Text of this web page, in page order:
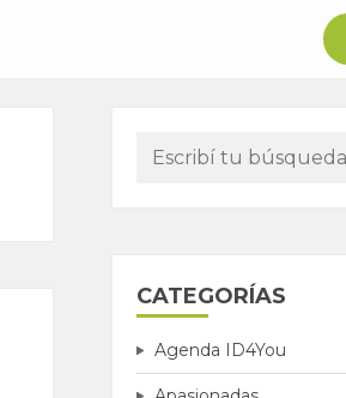
CATEGORÍAS
Agenda ID4You